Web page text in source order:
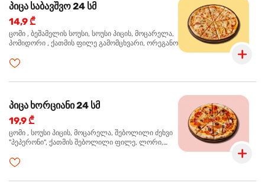
პიცა საბავშვო 24 სმ
14,9 ₾
ცომი , ბეშამელის სოუსი, სოუსი პიცის, მოცარელა,
პომიდორი , ქათმის ფილე გამომცხვარი, ორეგანო
პიცა ხორციანი 24 სმ
19,9 ₾
ცომი , სოუსი პიცის, მოცარელა, შებოლილი ძეხვი
"პეპერონი", ქათმის შებოლილი ფილე, ლორი,